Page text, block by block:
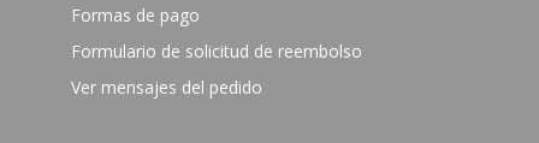
Formas de pago
Formulario de solicitud de reembolso
Ver mensajes del pedido